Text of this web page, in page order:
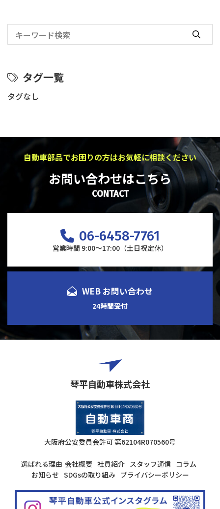
タグ一覧
タグなし
自動車部品でお困りの方はお気軽に相談ください
お問い合わせはこちら
CONTACT
06-6458-7761
営業時間 9:00～17:00（土日祝定休）
WEB お問い合わせ
24時間受付
琴平自動車株式会社
大阪府公安委員会許可第62104R070560号
選ばれる理由 会社概要 社員紹介 スタッフ通信 コラム
お知らせ SDGsの取り組み プライバシーポリシー